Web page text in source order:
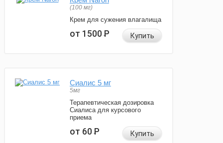
(100 мг)
Крем для сужения влагалища
от 1500Р Купить
Сиалис 5 мг
5мг
Терапевтическая дозировка
Сиалиса для курсового
приема
от 60Р Купить